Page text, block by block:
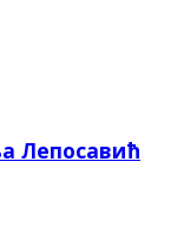
Лепосавић